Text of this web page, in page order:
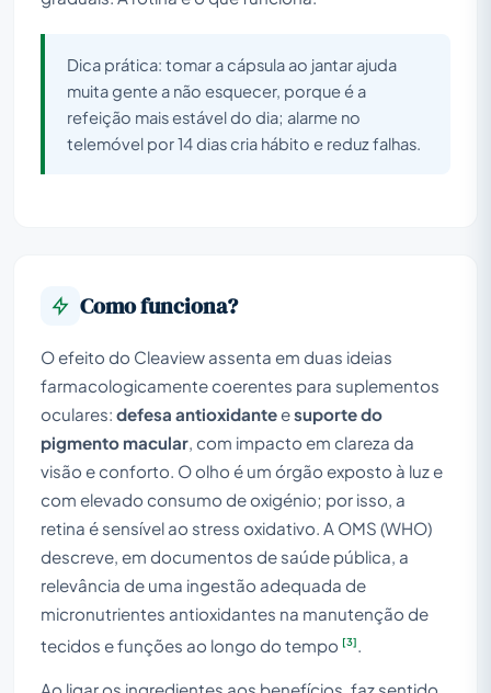
Dica prática: tomar a cápsula ao jantar ajuda
muita gente a não esquecer, porque é a
refeição mais estável do dia; alarme no
telemóvel por 14 dias cria hábito e reduz falhas.
Como funciona?
O efeito do Cleaview assenta em duas ideias
farmacologicamente coerentes para suplementos
oculares: defesa antioxidanteesuporte do
pigmento macular , com impacto em clareza da
visão e conforto. O olho é um órgão exposto à luz e
com elevado consumo de oxigénio; por isso, a
retina é sensível ao stress oxidativo. A OMS (WHO)
descreve, em documentos de saúde pública, a
relevância de uma ingestão adequada de
micronutrientes antioxidantes na manutenção de
tecidos e funções ao longo do tempo [3]
Ao ligar os ingredientes aos benefícios, faz sentido